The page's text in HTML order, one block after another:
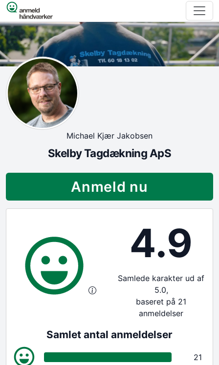
Spring til indhold
Michael Kjær Jakobsen
Skelby Tagdækning ApS
Anmeld nu
4.9
Samlede karakter ud af
5.0,
baseret på 21
anmeldelser
Samlet antal anmeldelser
21